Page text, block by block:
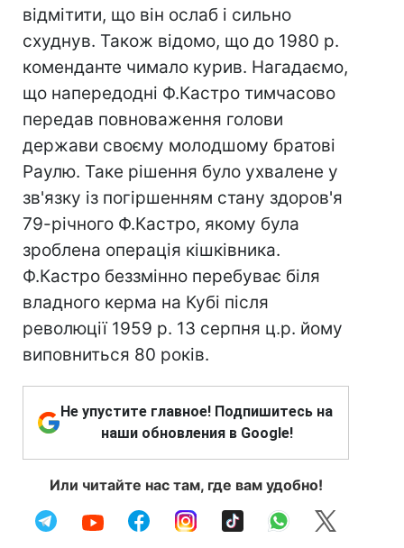
відмітити, що він ослаб і сильно
схуднув. Також відомо, що до 1980 р.
коменданте чимало курив. Нагадаємо,
що напередодні Ф.Кастро тимчасово
передав повноваження голови
держави своєму молодшому братові
Раулю. Таке рішення було ухвалене у
зв'язку із погіршенням стану здоров'я
79-річного Ф.Кастро, якому була
зроблена операція кішківника.
Ф.Кастро беззмінно перебуває біля
владного керма на Кубі після
революції 1959 р. 13 серпня ц.р. йому
виповниться 80 років.
Не упустите главное! Подпишитесь на
наши обновления в Google!
Или читайте нас там, где вам удобно!